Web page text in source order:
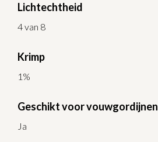
Lichtechtheid
4 van 8
Krimp
1%
Geschikt voor vouwgordijnen
Ja